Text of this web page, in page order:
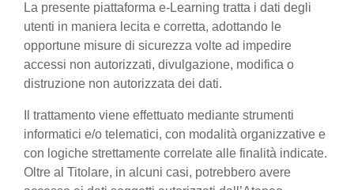
La presente piattaforma e-Learning tratta i dati degli
utenti in maniera lecita e corretta, adottando le
opportune misure di sicurezza volte ad impedire
accessi non autorizzati, divulgazione, modifica o
distruzione non autorizzata dei dati.
Il trattamento viene effettuato mediante strumenti
informatici e/o telematici, con modalità organizzative e
con logiche strettamente correlate alle finalità indicate.
Oltre al Titolare, in alcuni casi, potrebbero avere